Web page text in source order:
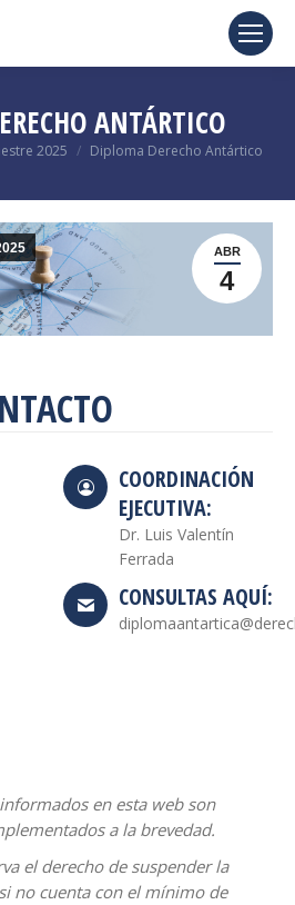
ANTÁRTICO
2025 Diploma Derecho Antártico
ABR
4
COORDINACIÓN
EJECUTIVA:
Dr. Luis Valentín
Ferrada
CONSULTAS AQUÍ:
en esta web son
a la brevedad.
el derecho de suspender la
no cuenta con el mínimo de